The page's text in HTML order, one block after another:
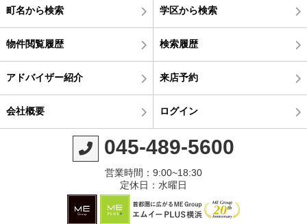
町名から検索 学区から検索
物件閲覧履歴 検索履歴
アドバイザー紹介 来店予約
会社概要 ログイン
045-489-5600
営業時間：9:00~18:30
定休日：水曜日